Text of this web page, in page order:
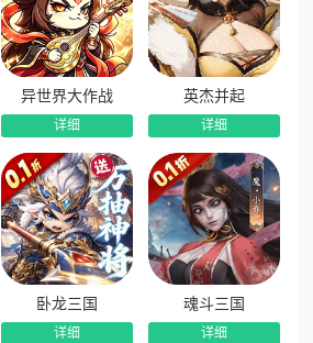
异世界大作战
详细
英杰并起
详细
卧龙三国
详细
魂斗三国
详细